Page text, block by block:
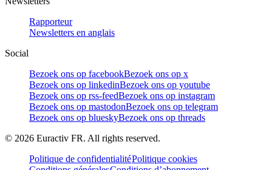
Rapporteur
Newsletters en anglais
Social
Bezoek ons op facebookBezoek ons op x
Bezoek ons op linkedinBezoek ons op youtube
Bezoek ons op rss-feedBezoek ons op instagram
Bezoek ons op mastodonBezoek ons op telegram
Bezoek ons op blueskyBezoek ons op threads
© 2026 Euractiv FR. All rights reserved.
Politique de confidentialitéPolitique cookies